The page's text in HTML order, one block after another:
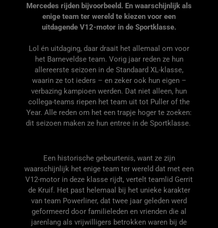
Mercedes rijden bijvoorbeeld. En waarschijnlijk als
enige team ter wereld te kiezen voor een
uitdagende V12-motor in de Sportklasse.
Lol én uitdaging, daar draait het allemaal om voor
het Barneveldse team. Vorig jaar reden ze hun
allereerste seizoen in de Standaard XL -klasse,
waarin ze tot ieders – en zeker ook hun eigen –
verbazing kampioen werden. Dat niet alleen, hun
collega-teams riepen het team uit tot Puller of the
Year. Alle reden om het een trapje hoger te zoeken:
dit seizoen maken ze hun entree in de Sportklasse.
Een historische gebeurtenis, want ze zijn
waarschijnlijk het enige team ter wereld dat met een
V12-motor in deze klasse rijdt, vertelt teamlid Gerrit
de Kruif. Het past helemaal bij het unieke karakter
van team Powerliner, dat twee jaar geleden werd
geformeerd door familieleden en vrienden die al
jarenlang als vrijwilligers betrokken waren bij de